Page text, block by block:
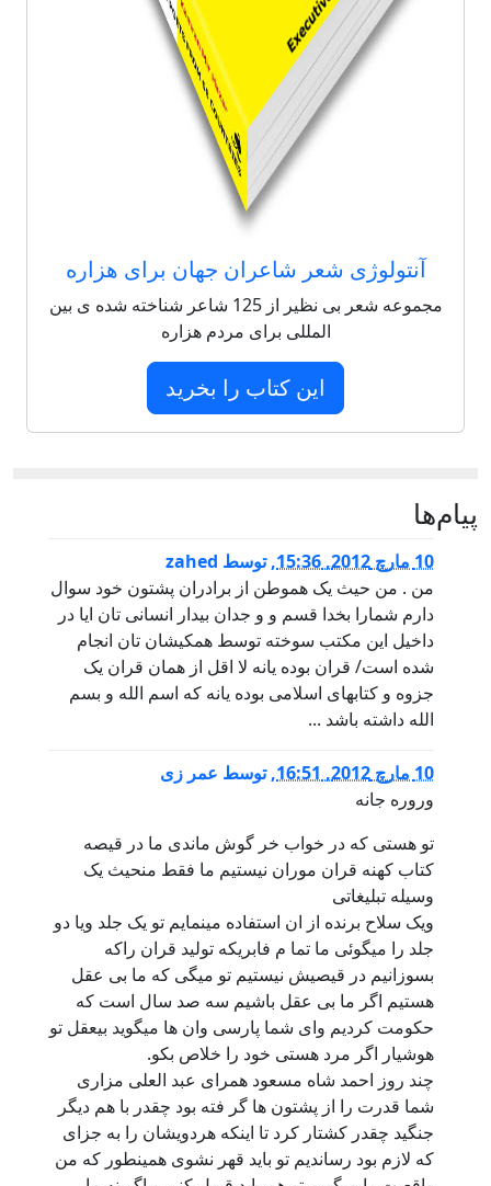
آنتولوژی شعر شاعران جهان برای هزاره
مجموعه شعر بی نظیر از 125 شاعر شناخته شده ی بین
المللی برای مردم هزاره
این کتاب را بخرید
پيام‌ها
10 مارچ 2012, 15:36 ,توسط zahed
من . من حیث یک هموطن از برادران پشتون خود سوال
دارم شمارا بخدا قسم و و جدان بیدار انسانی تان ایا در
داخیل این مکتب سوخته توسط همکیشان تان انجام
شده است/ قران بوده یانه لا اقل از همان قران یک
جزوه و کتابهای اسلامی بوده یانه که اسم الله و بسم
الله داشته باشد ...
10 مارچ 2012, 16:51 ,توسط عمر زی
وروره جانه
تو هستی که در خواب خر گوش ماندی ما در قیصه
کتاب کهنه قران موران نیستیم ما فقط منحیث یک
وسیله تبلیغاتی
ویک سلاح برنده از ان استفاده مینمایم تو یک جلد ویا دو
جلد را میگوئی ما تما م فابریکه تولید قران راکه
بسوزانیم در قیصیش نیستیم تو میگی که ما بی عقل
هستیم اگر ما بی عقل باشیم سه صد سال است که
حکومت کردیم وای شما پارسی وان ها میگوید بیعقل تو
هوشیار اگر مرد هستی خود را خلاص بکو.
چند روز احمد شاه مسعود همرای عبد العلی مزاری
شما قدرت را از پشتون ها گر فته بود چقدر با هم دیگر
جنگید چقدر کشتار کرد تا اینکه هردویشان را به جزای
که لازم بود رساندیم تو باید قهر نشوی همینطور که من